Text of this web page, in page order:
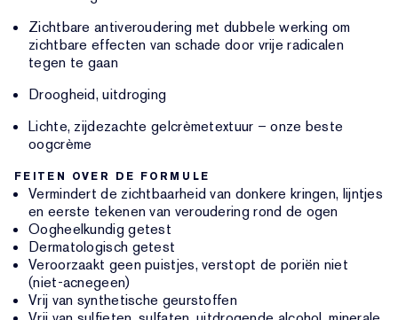
Zichtbare antiveroudering met dubbele werking om
zichtbare effecten van schade door vrije radicalen
tegen te gaan
Droogheid, uitdroging
Lichte, zijdezachte gelcrèmetextuur – onze beste
oogcrème
FEITEN OVER DE FORMULE
Vermindert de zichtbaarheid van donkere kringen, lijntjes
en eerste tekenen van veroudering rond de ogen
Oogheelkundig getest
Dermatologisch getest
Veroorzaakt geen puistjes, verstopt de poriën niet
(niet-acnegeen)
Vrij van synthetische geurstoffen